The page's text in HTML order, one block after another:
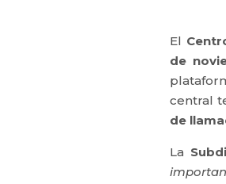
El
de
central
de
La